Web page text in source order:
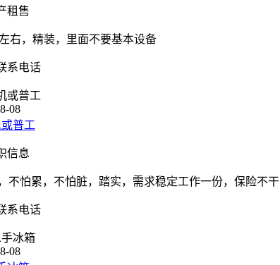
租售
右，精装，里面不要基本设备
系电话
08
普工
信息
不怕累，不怕脏，踏实，需求稳定工作一份，保险不干
系电话
08